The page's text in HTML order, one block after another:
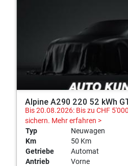
Alpine A290 220 52 kWh
Bis 20.08.2026: Bis zu CHF
sichern. Mehr erfahren >
Typ
Neuwagen
Km
50 Km
Getriebe
Automat
Antrieb
Vorne